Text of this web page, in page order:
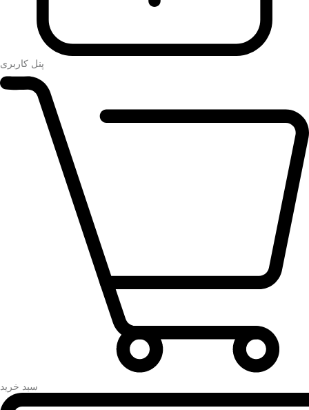
پنل کاربری
سبد خرید